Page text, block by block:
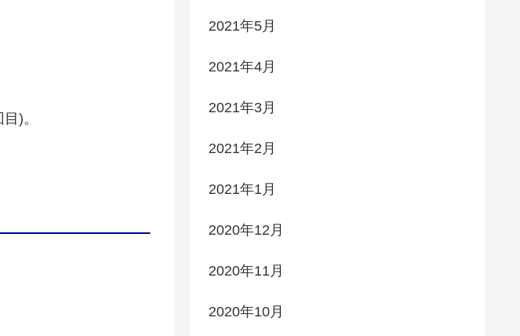
)。
2021年5月
2021年4月
2021年3月
2021年2月
2021年1月
2020年12月
2020年11月
2020年10月